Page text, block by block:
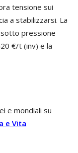
tensione sui
a stabilizzarsi. La
sotto pressione
€/t (inv) e la
e mondiali su
e Vita